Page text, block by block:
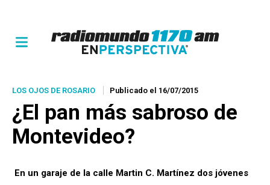
LOS OJOS DE ROSARIO Publicado el 16/07/2015
¿El pan más sabroso de
Montevideo?
En un garaje de la calle Martin C. Martínez dos jóvenes